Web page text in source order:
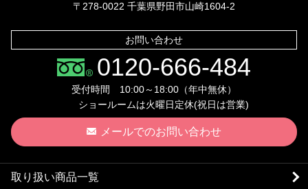
〒278-0022 千葉県野田市山崎1604-2
お問い合わせ
0120-666-484
受付時間 10:00～18:00（年中無休）
ショールームは火曜日定休(祝日は営業)
メールでのお問い合わせ
取り扱い商品一覧